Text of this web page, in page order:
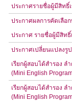
ประกาศรายชื่อผู้มีสิทธิ์
ประกาศผลการคัดเลือ
ประกาศ รายชื่อผู้มีสิทธิ์
ประกาศเปลี่ยนแปลงรู
เรียกผู้สอบได้สำรอง ล
(Mini English
เรียกผู้สอบได้สำรอง ล
(Mini English